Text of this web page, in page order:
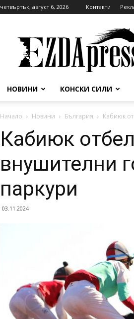
четвъртък, август 6, 2026 Контакти
НОВИНИ КОНСКИ СИЛИ
Начало Новини България Кабиюк
Кабиюк
внушителни
паркури
03.11.2024